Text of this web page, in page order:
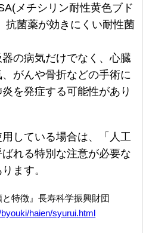
メチシリン耐性黄色ブド
抗菌薬が効きにくい耐性菌
の病気だけでなく、心臓
がんや骨折などの手術に
を発症する可能性があり
している場合は、「人工
れる特別な注意が必要な
ます。
と特徴』長寿科学振興財団
haien/syurui.html